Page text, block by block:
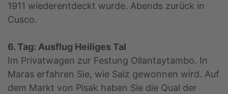
1911 wiederentdeckt wurde. Abends zurück in
Cusco.
6. Tag: Ausflug Heiliges Tal
Im Privatwagen zur Festung Ollantaytambo. In
Maras erfahren Sie, wie Salz gewonnen wird. Auf
dem Markt von Pisak haben Sie die Qual der